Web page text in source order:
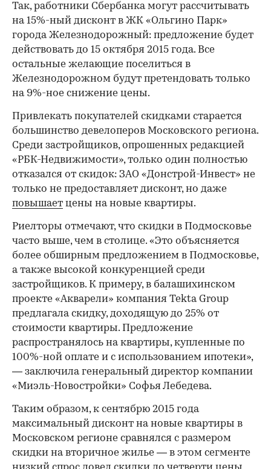
Так, работники Сбербанка могут рассчитывать
на 15%-ный дисконт в ЖК «Ольгино Парк»
города Железнодорожный: предложение будет
действовать до 15 октября 2015 года. Все
остальные желающие поселиться в
Железнодорожном будут претендовать только
на 9%-ное снижение цены.
Привлекать покупателей скидками старается
большинство девелоперов Московского региона.
Среди застройщиков, опрошенных редакцией
«РБК-Недвижимости», только один полностью
отказался от скидок: ЗАО «Донстрой-Инвест» не
только не предоставляет дисконт, но даже
повышает цены на новые квартиры.
Риелторы отмечают, что скидки в Подмосковье
часто выше, чем в столице. «Это объясняется
более обширным предложением в Подмосковье,
а также высокой конкуренцией среди
застройщиков. К примеру, в балашихинском
проекте «Акварели» компания Tekta Group
предлагала скидку, доходящую до 25% от
стоимости квартиры. Предложение
распространялось на квартиры, купленные по
100%-ной оплате и с использованием ипотеки»,
— заключила генеральный директор компании
«Миэль-Новостройки» Софья Лебедева.
Таким образом, к сентябрю 2015 года
максимальный дисконт на новые квартиры в
Московском регионе сравнялся с размером
скидки на вторичное жилье — в этом сегменте